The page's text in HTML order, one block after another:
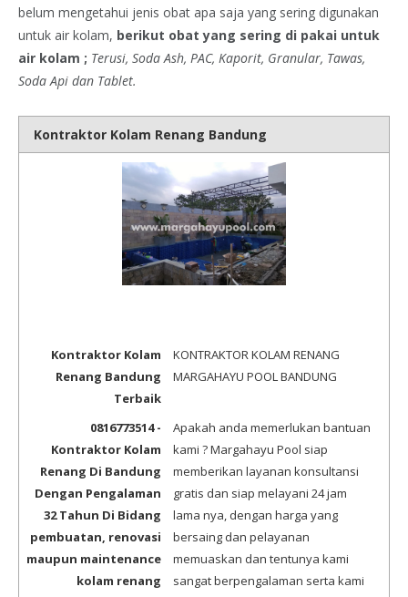
belum mengetahui jenis obat apa saja yang sering digunakan
untuk air kolam, berikut obat yang sering di pakai untuk
air kolam ; Terusi, Soda Ash, PAC, Kaporit, Granular, Tawas,
Soda Api dan Tablet.
Kontraktor Kolam Renang Bandung
Kontraktor Kolam
Renang Bandung
Terbaik
KONTRAKTOR KOLAM RENANG
MARGAHAYU POOL BANDUNG
0816773514 -
Kontraktor Kolam
Renang Di Bandung
Dengan Pengalaman
32 Tahun Di Bidang
pembuatan, renovasi
maupun maintenance
kolam renang
Apakah anda memerlukan bantuan
kami ? Margahayu Pool siap
memberikan layanan konsultansi
gratis dan siap melayani 24 jam
lama nya, dengan harga yang
bersaing dan pelayanan
memuaskan dan tentunya kami
sangat berpengalaman serta kami